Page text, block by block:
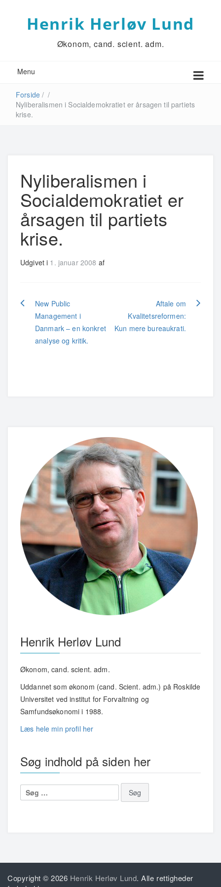
Henrik Herløv Lund
Økonom, cand. scient. adm.
Menu
Forside / /
Nyliberalismen i Socialdemokratiet er årsagen til partiets
krise.
Nyliberalismen i
Socialdemokratiet er
årsagen til partiets
krise.
Udgivet i 1. januar 2008 af
Indlægsnavigation
New Public
Management i
Danmark – en konkret
analyse og kritik.
Aftale om
Kvalitetsreformen:
Kun mere bureaukrati.
Henrik Herløv Lund
Økonom, cand. scient. adm.
Uddannet som økonom (cand. Scient. adm.) på Roskilde
Universitet ved institut for Forvaltning og
Samfundsøkonomi i 1988.
Læs hele min profil her
Søg indhold på siden her
Søg
efter:
Copyright © 2026 Henrik Herløv Lund. Alle rettigheder